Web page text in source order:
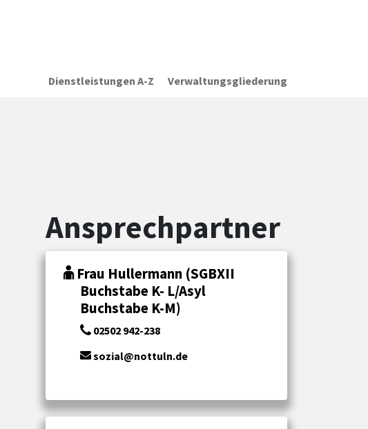
Dienstleistungen A-Z Verwaltungsgliederung
Ansprechpartner
Frau Hullermann (SGBXII
Buchstabe K- L/Asyl
Buchstabe K-M)
02502 942-238
sozial@nottuln.de